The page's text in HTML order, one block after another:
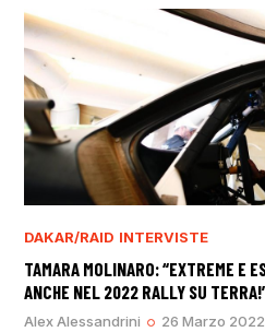
DAKAR/RAID INTERVISTE
TAMARA MOLINARO: “EXTREME E
ANCHE NEL 2022 RALLY SU
Alex Alessandrini 26 Marzo 2022